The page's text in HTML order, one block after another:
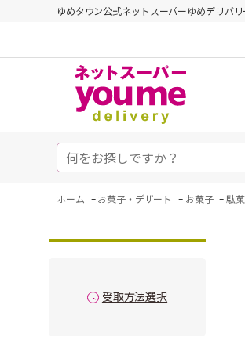
ゆめタウン公式ネットスーパーゆめデリバリ
ホーム - お菓子・デザート - お菓子 -駄
受取方法選択